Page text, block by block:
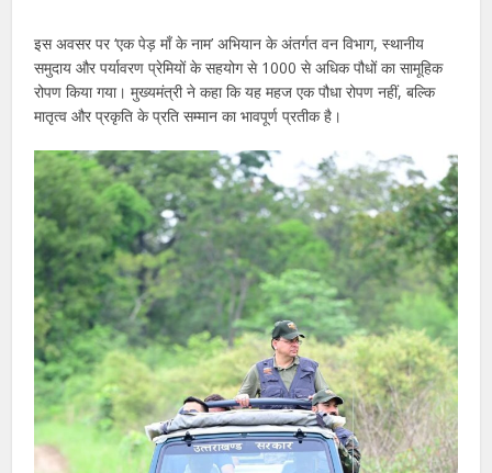
इस अवसर पर ‘एक पेड़ माँ के नाम’ अभियान के अंतर्गत वन विभाग, स्थानीय
समुदाय और पर्यावरण प्रेमियों के सहयोग से 1000 से अधिक पौधों का सामूहिक
रोपण किया गया। मुख्यमंत्री ने कहा कि यह महज एक पौधा रोपण नहीं, बल्कि
मातृत्व और प्रकृति के प्रति सम्मान का भावपूर्ण प्रतीक है।